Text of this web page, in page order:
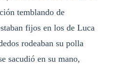
temblando de
fijos en los de Luca
rodeaban su polla
sacudió en su mano,